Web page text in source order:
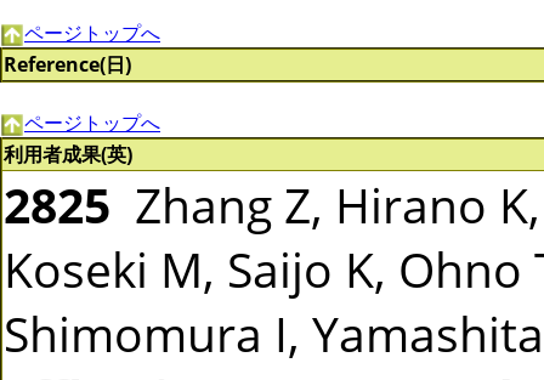
ページトップへ
Reference(日)
ページトップへ
利用者成果(英)
2825 Zhang Z, Hirano
Koseki M, Saijo K,
Shimomura I,